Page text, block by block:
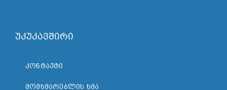
უკუკავშირი
ᲙᲝᲜᲢᲐᲥᲢᲘ
ᲛᲝᲛᲮᲛᲐᲠᲔᲑᲚᲘᲡ ᲮᲛᲐ